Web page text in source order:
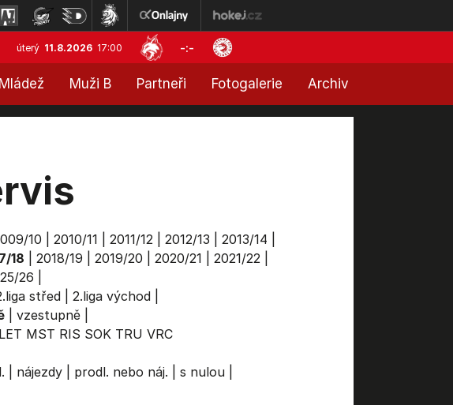
úterý 11.8.2026 17:00 -:-
Mládež Muži B Partneři Fotogalerie Archiv
10 2010/11 2011/12| 2012/13 2013/14
18 2018/19 2019/20 2020/21 2021/22|
26
střed| 2.liga východ|
| vzestupně|
LET MST RIS SOK TRU VRC
nájezdy| prodl. nebo náj. s nulou|